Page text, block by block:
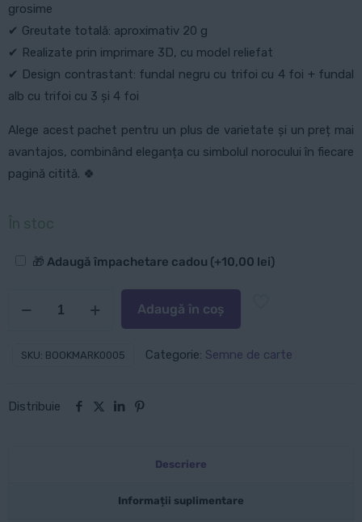
grosime
✔ Greutate totală: aproximativ 20 g
✔ Realizate prin imprimare 3D, cu model reliefat
✔ Design contrastant: fundal negru cu trifoi cu 4 foi + fundal
alb cu trifoi cu 3 și 4 foi
Alege acest pachet pentru un plus de varietate și un preț mai
avantajos, combinând eleganța cu simbolul norocului în fiecare
pagină citită. 🍀
În stoc
Opțiuni
🎁 Adaugă împachetare cadou (+10,00 lei)
Trifoi
Adaugă în coș
SKU: BOOKMARK0005 Categorie: Semne de carte
Distribuie
Descriere
Informații suplimentare